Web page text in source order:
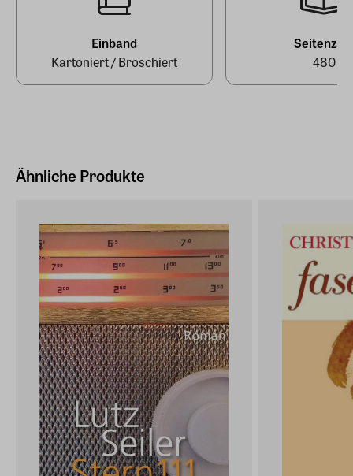
info@suhrkamp.de
Einband
Kartoniert / Broschiert
Seitenzahl
480
Ähnliche Produkte